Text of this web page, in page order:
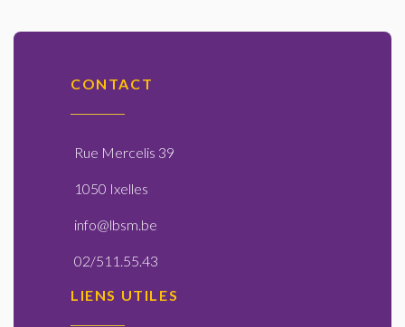
CONTACT
Rue Mercelis 39
1050 Ixelles
info@lbsm.be
02/511.55.43
LIENS UTILES